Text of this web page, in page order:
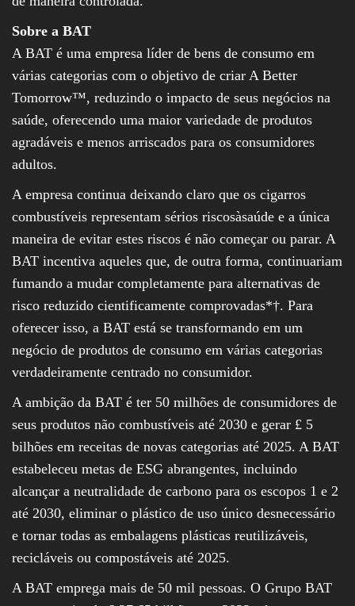
Sobre a BAT
A BAT é uma empresa líder de bens de consumo em
várias categorias com o objetivo de criar A Better
Tomorrow™, reduzindo o impacto de seus negócios na
saúde, oferecendo uma maior variedade de produtos
agradáveis e menos arriscados para os consumidores
adultos.
A empresa continua deixando claro que os cigarros
combustíveis representam sérios riscosàsaúde e a única
maneira de evitar estes riscos é não começar ou parar. A
BAT incentiva aqueles que, de outra forma, continuariam
fumando a mudar completamente para alternativas de
risco reduzido cientificamente comprovadas*†. Para
oferecer isso, a BAT está se transformando em um
negócio de produtos de consumo em várias categorias
verdadeiramente centrado no consumidor.
A ambição da BAT é ter 50 milhões de consumidores de
seus produtos não combustíveis até 2030 e gerar £ 5
bilhões em receitas de novas categorias até 2025. A BAT
estabeleceu metas de ESG abrangentes, incluindo
alcançar a neutralidade de carbono para os escopos 1 e 2
até 2030, eliminar o plástico de uso único desnecessário
e tornar todas as embalagens plásticas reutilizáveis,
recicláveis ou compostáveis até 2025.
A BAT emprega mais de 50 mil pessoas. O Grupo BAT